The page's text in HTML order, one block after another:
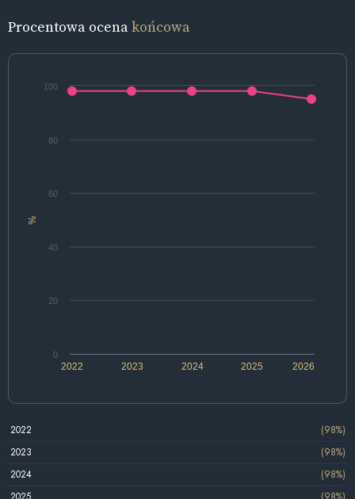
Procentowa ocenakońcowa
%
2022 2024 2026
2023 2025
0
20
40
60
80
100
2022
(98%)
2023
(98%)
2024
(98%)